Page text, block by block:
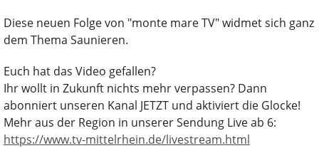
Diese neuen Folge von "monte mare TV" widmet sich ganz
dem Thema Saunieren.
Euch hat das Video gefallen?
Ihr wollt in Zukunft nichts mehr verpassen? Dann
abonniert unseren Kanal JETZT und aktiviert die Glocke!
Mehr aus der Region in unserer Sendung Live ab 6:
https://www.tv-mittelrhein.de/livestream.html